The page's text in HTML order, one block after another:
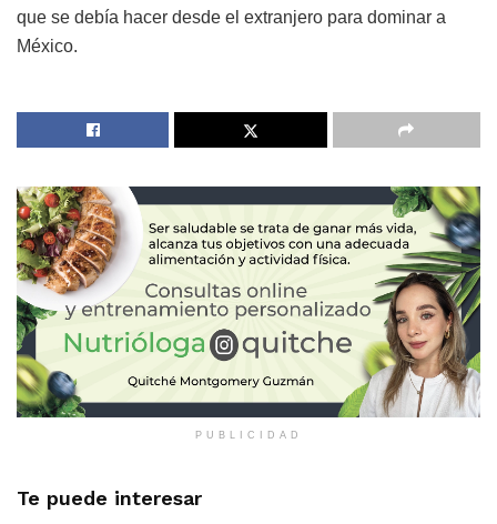
que se debía hacer desde el extranjero para dominar a
México.
PUBLICIDAD
Te puede interesar